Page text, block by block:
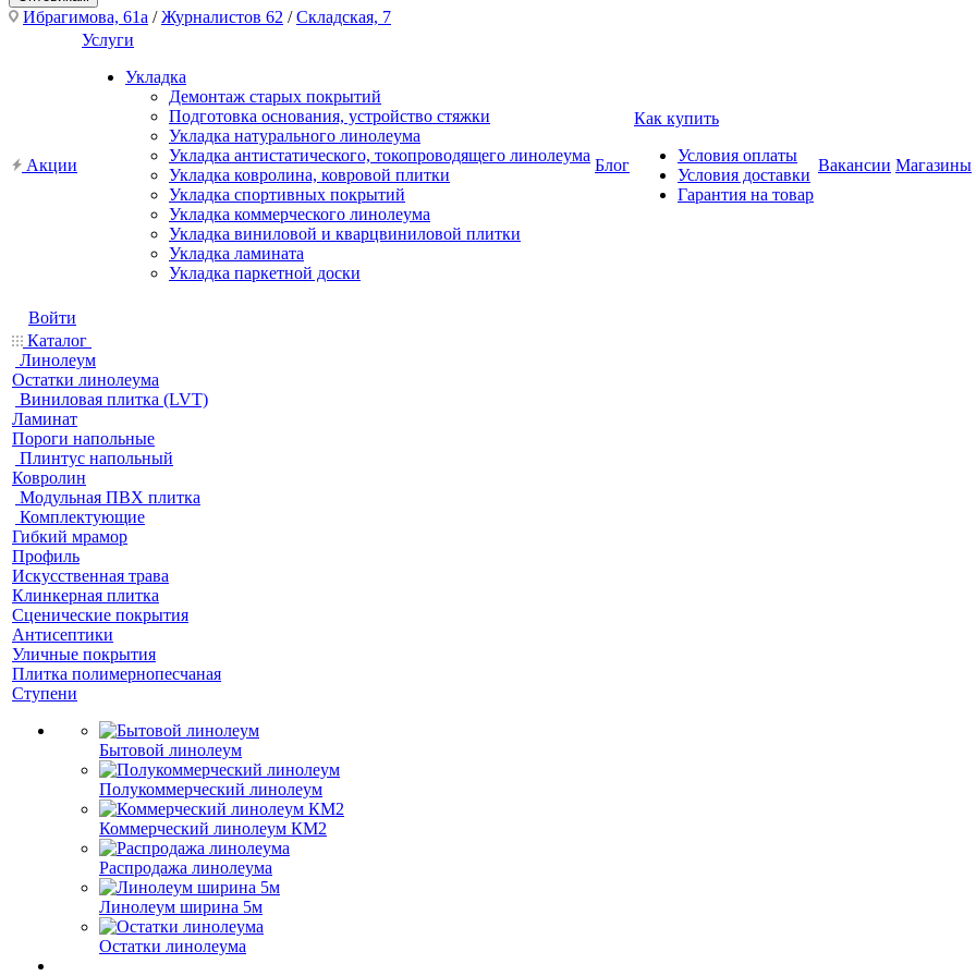
Ибрагимова, 61а /Журналистов 62 /Складская, 7
Акции
Услуги
Укладка
Демонтаж старых покрытий
Подготовка основания, устройство стяжки
Укладка натурального линолеума
Укладка антистатического, токопроводящего линолеума
Укладка ковролина, ковровой плитки
Укладка спортивных покрытий
Укладка коммерческого линолеума
Укладка виниловой и кварцвиниловой плитки
Укладка ламината
Укладка паркетной доски
Блог
Как купить
Условия оплаты
Условия доставки
Гарантия на товар
Вакансии Магазины
Войти
Каталог
Линолеум
Остатки линолеума
Виниловая плитка (LVT)
Ламинат
Пороги напольные
Плинтус напольный
Ковролин
Модульная ПВХ плитка
Комплектующие
Гибкий мрамор
Профиль
Искусственная трава
Клинкерная плитка
Сценические покрытия
Антисептики
Уличные покрытия
Плитка полимернопесчаная
Ступени
Бытовой линолеум
Полукоммерческий линолеум
Коммерческий линолеум КМ2
Распродажа линолеума
Линолеум ширина 5м
Остатки линолеума